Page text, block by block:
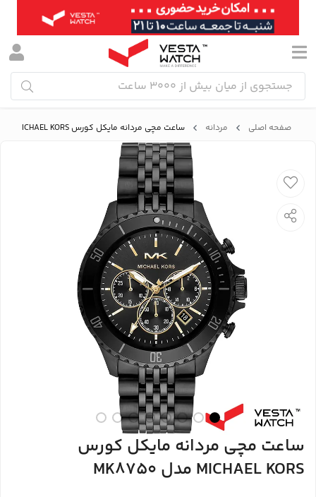
صفحه اصلی مردانه ساعت مچی مردانه مایکل کورس MICHAEL KORS مدل MK8750
ساعت مچی مردانه مایکل کورس
MICHAEL KORS مدل MK8750